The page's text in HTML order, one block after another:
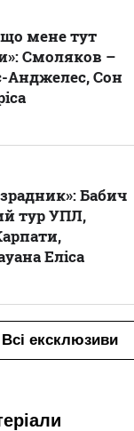
мене тут
Смоляков –
Анджелес, Сон
Бабич
тур УПЛ,
Еліса
Всі ексклюзиви